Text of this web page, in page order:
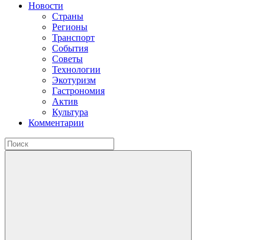
Новости
Страны
Регионы
Транспорт
События
Советы
Технологии
Экотуризм
Гастрономия
Актив
Культура
Комментарии